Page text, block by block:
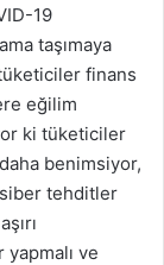
19
taşımaya
finans
eğilim
ki tüketiciler
benimsiyor,
tehditler
ve